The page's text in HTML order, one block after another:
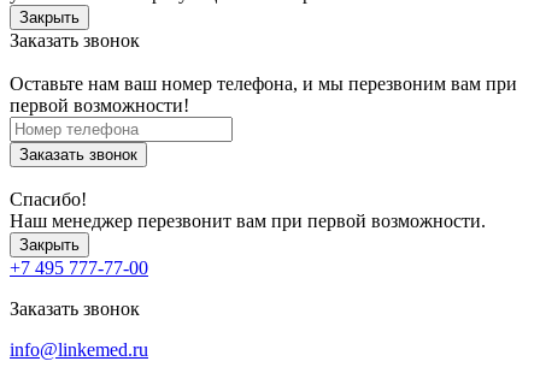
Закрыть
Заказать звонок
Оставьте нам ваш номер телефона, и мы перезвоним вам при
первой возможности!
Заказать звонок
Спасибо!
Наш менеджер перезвонит вам при первой возможности.
Закрыть
+7 495 777-77-00
Заказать звонок
info@linkemed.ru